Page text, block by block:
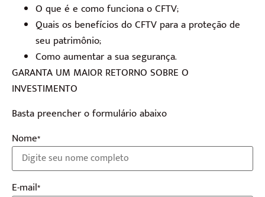
O que é e como funciona o CFTV;
Quais os benefícios do CFTV para a proteção de
seu patrimônio;
Como aumentar a sua segurança.
GARANTA UM MAIOR RETORNO SOBRE O
INVESTIMENTO
Basta preencher o formulário abaixo
Nome*
E-mail*